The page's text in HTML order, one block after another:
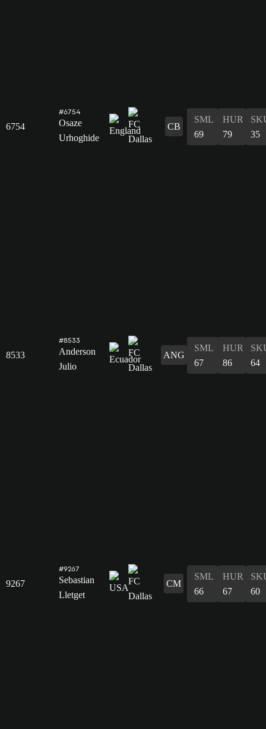
6754
#6754
Osaze
Urhoghide
CB
SML
69
HUR
79
35
8533
#8533
Anderson
Julio
ANG
SML
67
HUR
86
64
9267
#9267
Sebastian
Lletget
CM
SML
66
HUR
67
60